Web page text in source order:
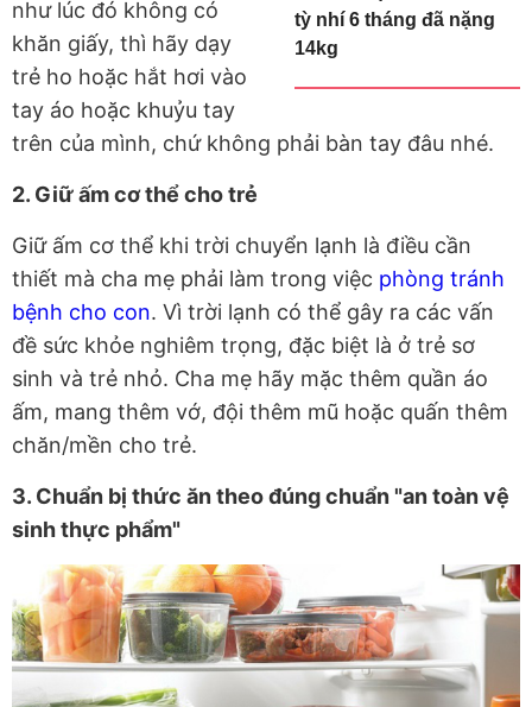
tỳ nhí 6 tháng đã nặng
14kg
như lúc đó không có
khăn giấy, thì hãy dạy
trẻ ho hoặc hắt hơi vào
tay áo hoặc khuỷu tay
trên của mình, chứ không phải bàn tay đâu nhé.
2. Giữ ấm cơ thể cho trẻ
Giữ ấm cơ thể khi trời chuyển lạnh là điều cần
thiết mà cha mẹ phải làm trong việc phòng tránh
bệnh cho con. Vì trời lạnh có thể gây ra các vấn
đề sức khỏe nghiêm trọng, đặc biệt là ở trẻ sơ
sinh và trẻ nhỏ. Cha mẹ hãy mặc thêm quần áo
ấm, mang thêm vớ, đội thêm mũ hoặc quấn thêm
chăn/mền cho trẻ.
3. Chuẩn bị thức ăn theo đúng chuẩn "an toàn vệ
sinh thực phẩm"